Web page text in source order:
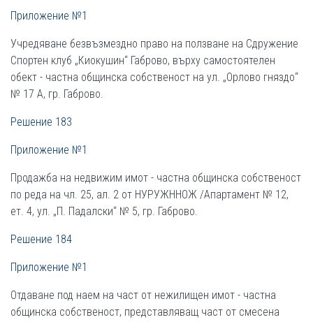
Приложение №1
Учредяване безвъзмездно право на ползване на Сдружение
Спортен клуб „Киокушин“ Габрово, върху самостоятелен
обект - частна общинска собственост на ул. „Орлово гняздо“
№ 17 А, гр. Габрово.
Решение 183
Приложение №1
Продажба на недвижим имот - частна общинска собственост
по реда на чл. 25, ал. 2 от НУРУЖННОЖ /Апартамент № 12,
ет. 4, ул. „П. Падалски“ № 5, гр. Габрово.
Решение 184
Приложение №1
Отдаване под наем на част от нежилищен имот - частна
общинска собственост, представляващ част от смесена